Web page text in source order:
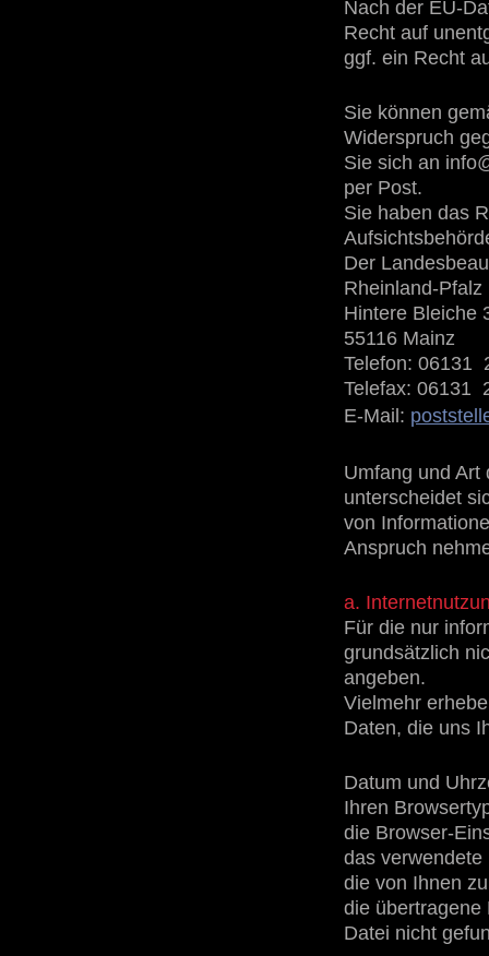
Nach der EU-
Recht auf
ggf. ein Recht
Sie können
Widerspruch
Sie sich an
per Post.
Sie haben das
Der
Rheinland-Pfalz
Hintere Bleiche
55116 Mainz
Telefon: 06131
Telefax: 06131
E-Mail:
Umfang und Art
unterscheidet
von
Anspruch
a.
Für die nur
grundsätzlich
angeben.
Vielmehr
Daten, die uns
Datum und
Ihren
die Browser-
das
die von Ihnen
die übertragene
Datei nicht